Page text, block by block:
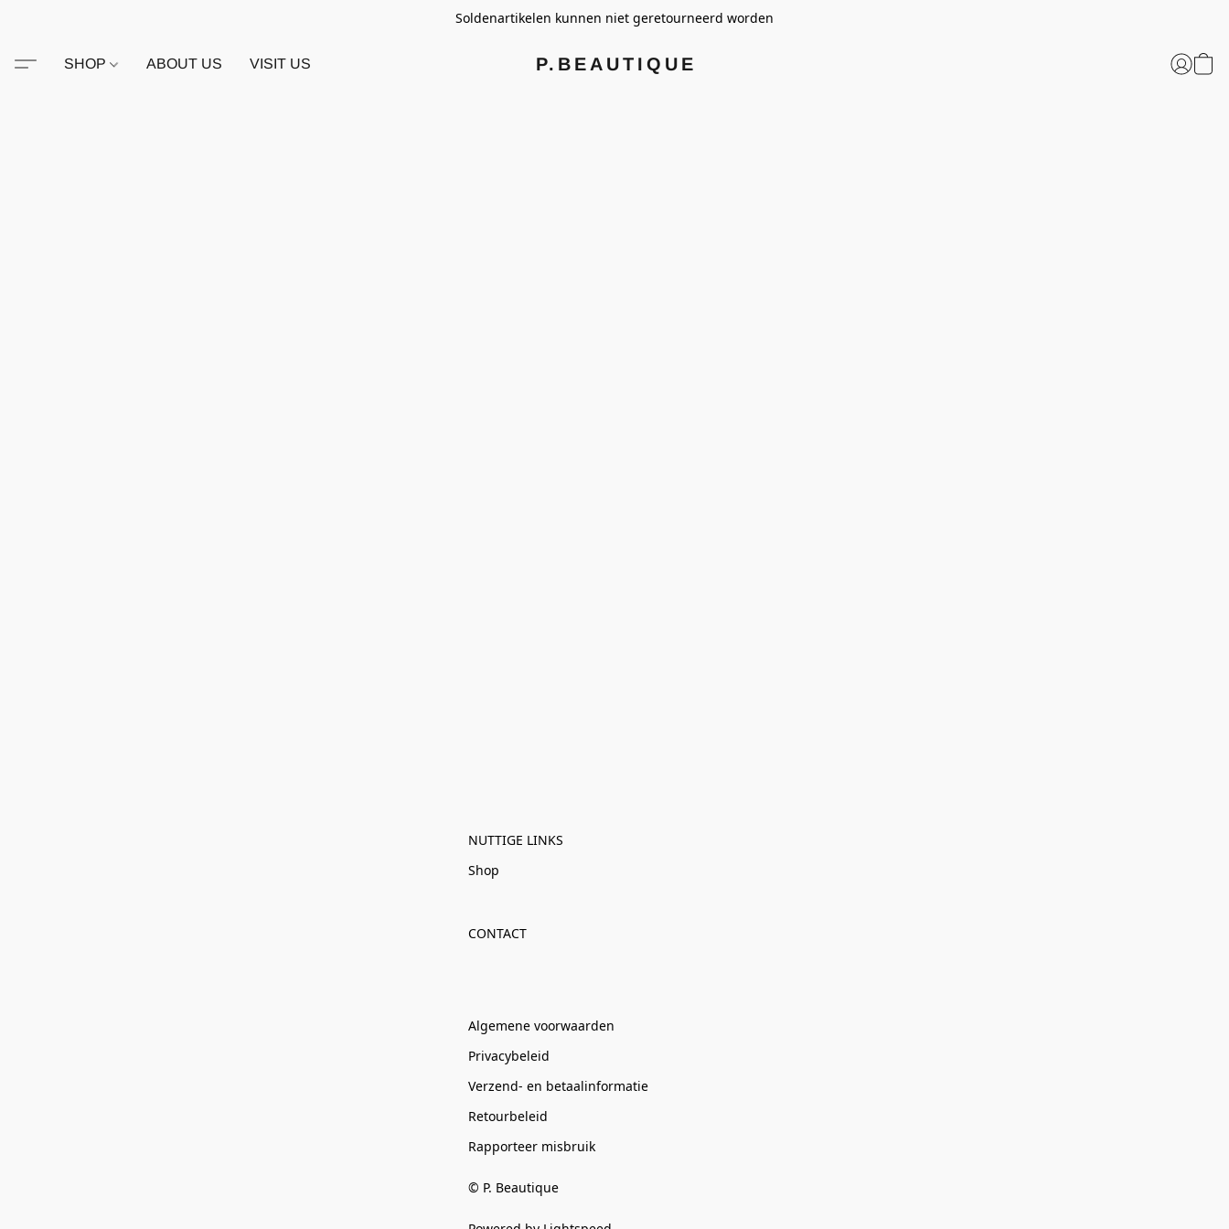
Soldenartikelen kunnen niet geretourneerd worden
P.BEAUTIQUE
SHOP ABOUT US VISIT US
NUTTIGE LINKS
Shop
CONTACT
Algemene voorwaarden
Privacybeleid
Verzend- en betaalinformatie
Retourbeleid
Rapporteer misbruik
© P. Beautique